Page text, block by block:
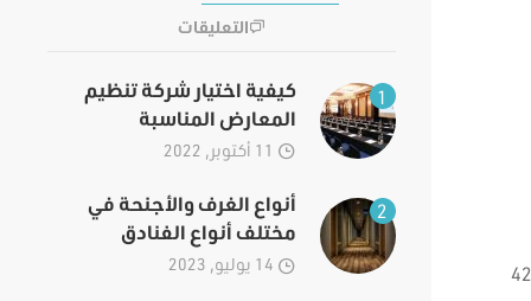
في عسير. حيث تضم عسير وفقًا للأرقام الرسمية ما يقرب من 425
التعليقات
1
كيفية اختيار شركة تنظيم
المعارض المناسبة
2
أنواع الغرف والأجنحة في
مختلف أنواع الفنادق